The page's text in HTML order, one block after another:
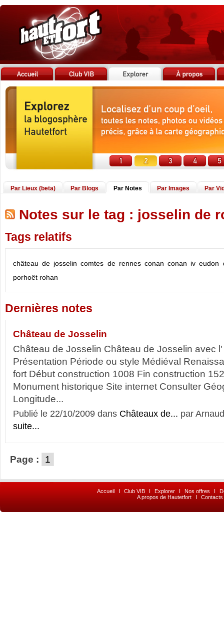
Par Lieux (beta) Par Blogs Par Notes Par Images Par
Notes sur le tag : josselin de
Tags relatifs
château de josselin comtes de rennes conan conan iv eudon
porhoët rohan
Dernières notes
Château de Josselin
Château de Josselin Château de Josselin avec
Présentation Période ou style Médiéval
fort Début construction 1008 Fin construction
Monument historique Site internet Consulter
Longitude...
Publié le 22/10/2009 dans Châteaux de... par
suite...
Page : 1
Accueil I Club VIB I Explorer I Nos offres I
A propos de Hautetfort
I Contacts